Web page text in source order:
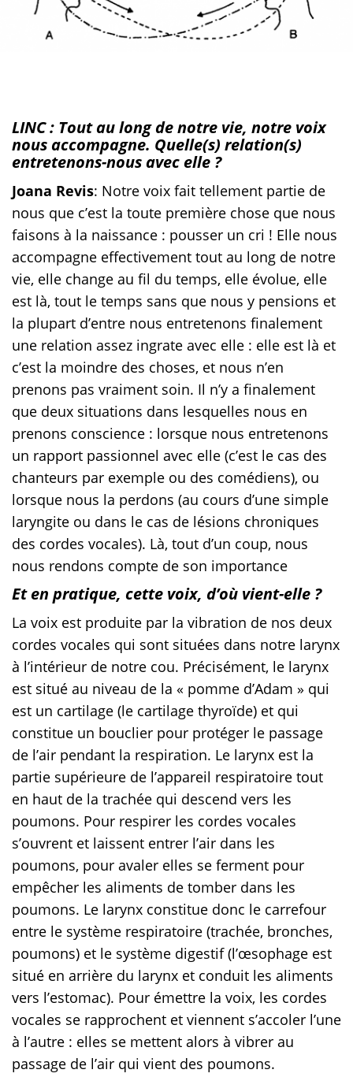
LINC : Tout au long de notre vie, notre voix
nous accompagne. Quelle(s) relation(s)
entretenons-nous avec elle ?
Joana Revis: Notre voix fait tellement partie de
nous que c’est la toute première chose que nous
faisons à la naissance : pousser un cri ! Elle nous
accompagne effectivement tout au long de notre
vie, elle change au fil du temps, elle évolue, elle
est là, tout le temps sans que nous y pensions et
la plupart d’entre nous entretenons finalement
une relation assez ingrate avec elle : elle est là et
c’est la moindre des choses, et nous n’en
prenons pas vraiment soin. Il n’y a finalement
que deux situations dans lesquelles nous en
prenons conscience : lorsque nous entretenons
un rapport passionnel avec elle (c’est le cas des
chanteurs par exemple ou des comédiens), ou
lorsque nous la perdons (au cours d’une simple
laryngite ou dans le cas de lésions chroniques
des cordes vocales). Là, tout d’un coup, nous
nous rendons compte de son importance
Et en pratique, cette voix, d’où vient-elle ?
La voix est produite par la vibration de nos deux
cordes vocales qui sont situées dans notre larynx
à l’intérieur de notre cou. Précisément, le larynx
est situé au niveau de la « pomme d’Adam » qui
est un cartilage (le cartilage thyroïde) et qui
constitue un bouclier pour protéger le passage
de l’air pendant la respiration. Le larynx est la
partie supérieure de l’appareil respiratoire tout
en haut de la trachée qui descend vers les
poumons. Pour respirer les cordes vocales
s’ouvrent et laissent entrer l’air dans les
poumons, pour avaler elles se ferment pour
empêcher les aliments de tomber dans les
poumons. Le larynx constitue donc le carrefour
entre le système respiratoire (trachée, bronches,
poumons) et le système digestif (l’œsophage est
situé en arrière du larynx et conduit les aliments
vers l’estomac). Pour émettre la voix, les cordes
vocales se rapprochent et viennent s’accoler l’une
à l’autre : elles se mettent alors à vibrer au
passage de l’air qui vient des poumons.